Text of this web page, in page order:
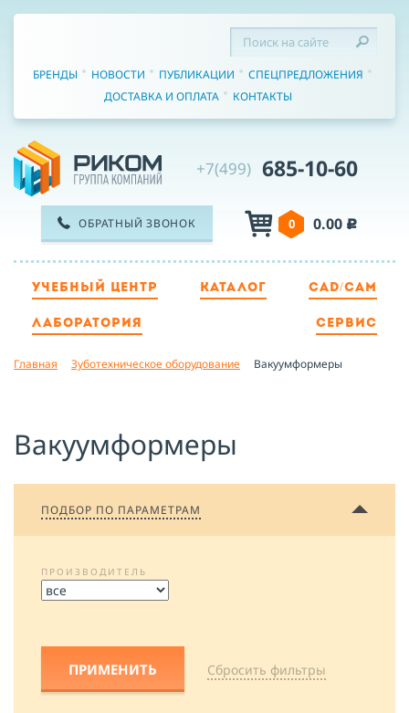
БРЕНДЫ НОВОСТИ ПУБЛИКАЦИИ
СПЕЦПРЕДЛОЖЕНИЯ
ДОСТАВКА И ОПЛАТА
КОНТАКТЫ
+7(499) 685-10-60
ОБРАТНЫЙ ЗВОНОК 0 0.00 c
Я принимаю условия публичной
оферты, подтверждаю
ознакомление с
наобработку персональных данных
ОТПРАВИТЬ
УЧЕБНЫЙ ЦЕНТР КАТАЛОГ CAD/CAM
ЛАБОРАТОРИЯ СЕРВИС
Главная Зуботехническое оборудование Вакуумформеры
Вакуумформеры
ПОДБОР ПО ПАРАМЕТРАМ
ПРОИЗВОДИТЕЛЬ
Cбросить фильтры